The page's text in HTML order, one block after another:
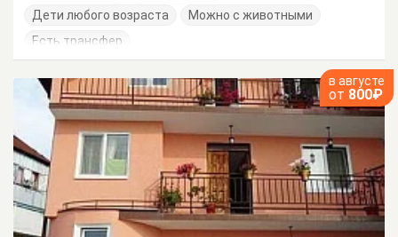
Дети любого возраста
Можно с животными
Есть трансфер
в августе
от 800₽